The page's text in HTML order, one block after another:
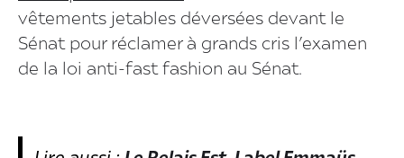
vêtements jetables déversées devant le
Sénat pour réclamer à grands cris l’examen
de la loi anti-fast fashion au Sénat.